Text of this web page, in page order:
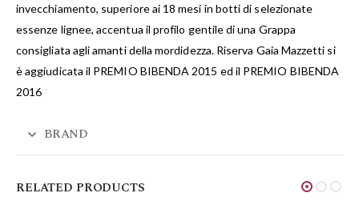
invecchiamento, superiore ai 18 mesi in botti di selezionate
essenze lignee, accentua il profilo gentile di una Grappa
consigliata agli amanti della mordidezza. Riserva Gaia Mazzetti si
è aggiudicata il PREMIO BIBENDA 2015 ed il PREMIO BIBENDA
2016
BRAND
RELATED PRODUCTS